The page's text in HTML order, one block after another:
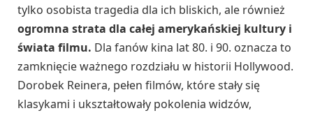
tylko osobista tragedia dla ich bliskich, ale również
ogromna strata dla całej amerykańskiej kultury i
świata filmu. Dla fanów kina lat 80. i 90. oznacza to
zamknięcie ważnego rozdziału w historii Hollywood.
Dorobek Reinera, pełen filmów, które stały się
klasykami i ukształtowały pokolenia widzów,